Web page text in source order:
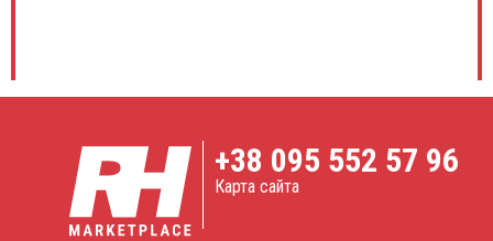
+38 095 552 57 96
Карта сайта